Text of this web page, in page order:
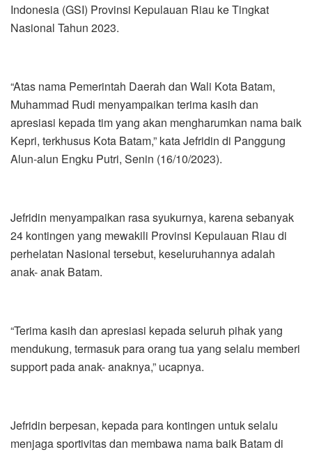
Indonesia (GSI) Provinsi Kepulauan Riau ke Tingkat
Nasional Tahun 2023.
“Atas nama Pemerintah Daerah dan Wali Kota Batam,
Muhammad Rudi menyampaikan terima kasih dan
apresiasi kepada tim yang akan mengharumkan nama baik
Kepri, terkhusus Kota Batam,” kata Jefridin di Panggung
Alun-alun Engku Putri, Senin (16/10/2023).
Jefridin menyampaikan rasa syukurnya, karena sebanyak
24 kontingen yang mewakili Provinsi Kepulauan Riau di
perhelatan Nasional tersebut, keseluruhannya adalah
anak- anak Batam.
“Terima kasih dan apresiasi kepada seluruh pihak yang
mendukung, termasuk para orang tua yang selalu memberi
support pada anak- anaknya,” ucapnya.
Jefridin berpesan, kepada para kontingen untuk selalu
menjaga sportivitas dan membawa nama baik Batam di